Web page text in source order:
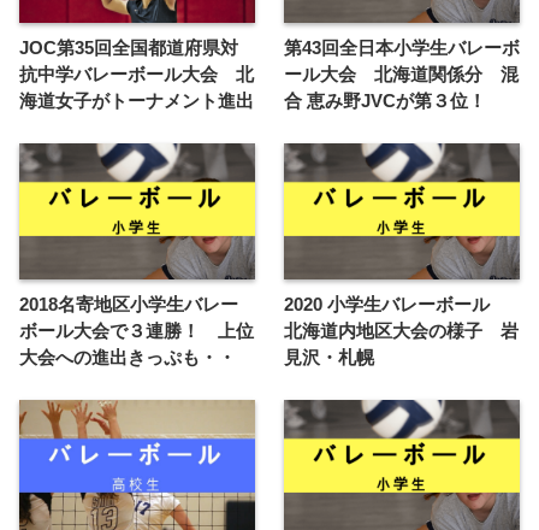
JOC第35回全国都道府県対
抗中学バレーボール大会 北
海道女子がトーナメント進出
第43回全日本小学生バレーボ
ール大会 北海道関係分 混
合 恵み野JVCが第３位！
2018名寄地区小学生バレー
ボール大会で３連勝！ 上位
大会への進出きっぷも・・
2020 小学生バレーボール
北海道内地区大会の様子 岩
見沢・札幌